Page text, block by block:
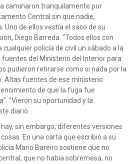
caminaron tranquilamente por
Central sin que nadie,
de ellos vestía el saco de su
Diego Barreda. “Todos ellos con
cualquier policía de civil un sábado a la
del Ministerio del Interior para
pudieron retirarse como si nada por la
Altas fuentes de ese ministerio
de que la fuga fue
“Vieron su oportunidad y la
diario.
sin embargo, diferentes versiones
En una carta que escribió a su
Mario Bareiro sostiene que no
que no había sobremesa, no